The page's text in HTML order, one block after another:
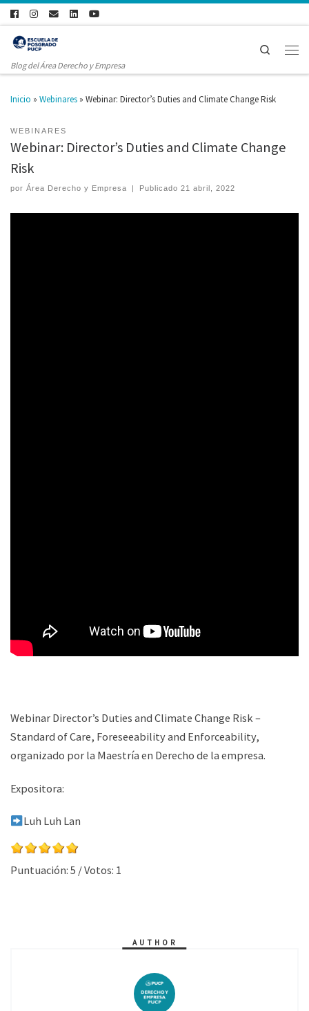
Blog del Área Derecho y Empresa
Search
Inicio » Webinares » Webinar: Director’s Duties and Climate Change Risk
WEBINARES
Webinar: Director’s Duties and Climate Change
Risk
por Área Derecho y Empresa | Publicado21 abril, 2022
Webinar Director’s Duties and Climate Change Risk –
Standard of Care, Foreseeability and Enforceability,
organizado por la Maestría en Derecho de la empresa.
Expositora:
Luh Luh Lan
Puntuación: 5 / Votos: 1
AUTHOR